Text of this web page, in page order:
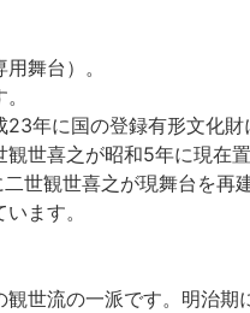
舞台）。
年に国の登録有形文化財
世喜之が昭和5年に現
世観世喜之が現舞台を
ます。
世流の一派です。明治